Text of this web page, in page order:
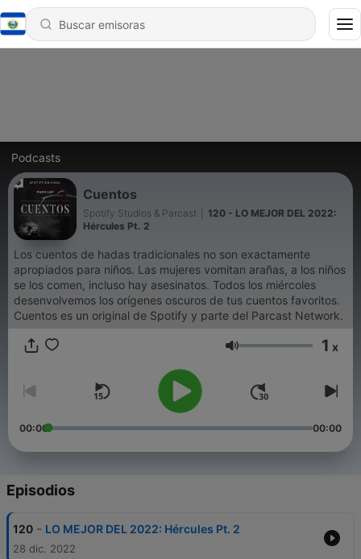
Podcasts
Cuentos
Spotify Studios & Parcast
120 - LO MEJOR DEL 2022:
Hércules Pt. 2
Los cuentos de hadas tradicionales no son exactamente
apropiados para niños. Las mujeres vomitan arañas, a los niños
se los comen, incluso hay asesinatos. Todos los miércoles
desenvolvemos los orígenes oscuros de tus cuentos favoritos.
Cuentos es un original de Spotify y parte del Parcast Network.
Volumen 1 x
00:00 00:00
Episodios
120 - LO MEJOR DEL 2022: Hércules Pt. 2
28 dic. 2022